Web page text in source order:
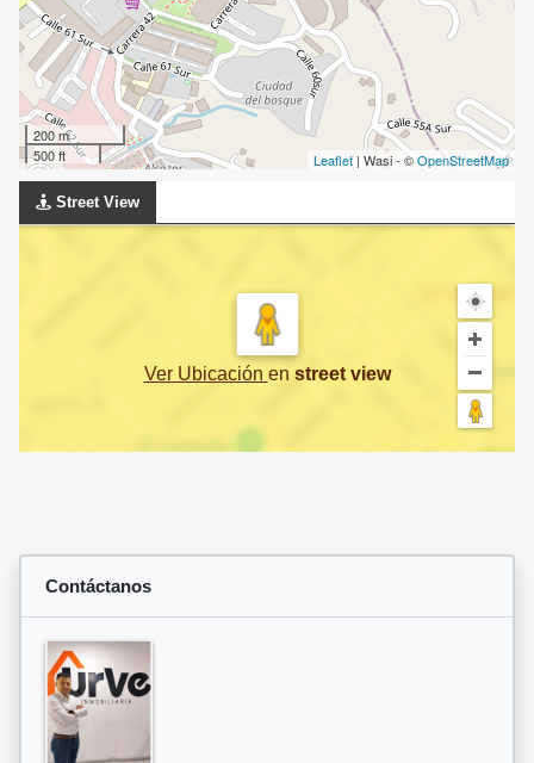
200 m
500 ft
Leaflet | Wasi - ©OpenStreetMap
Street View
Ver Ubicación en street view
Contáctanos